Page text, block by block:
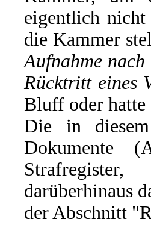
eigentlich
die Kammer
Aufnahme
Rücktritt eines
Bluff oder hatte
Die in diesem
Dokumente
darüberhinaus
der Abschnitt